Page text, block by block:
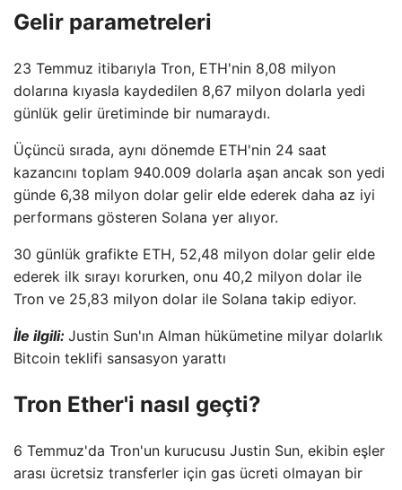
Gelir parametreleri
23 Temmuz itibarıyla Tron, ETH'nin 8,08 milyon
dolarına kıyasla kaydedilen 8,67 milyon dolarla yedi
günlük gelir üretiminde bir numaraydı.
Üçüncü sırada, aynı dönemde ETH'nin 24 saat
kazancını toplam 940.009 dolarla aşan ancak son yedi
günde 6,38 milyon dolar gelir elde ederek daha az iyi
performans gösteren Solana yer alıyor.
30 günlük grafikte ETH, 52,48 milyon dolar gelir elde
ederek ilk sırayı korurken, onu 40,2 milyon dolar ile
Tron ve 25,83 milyon dolar ile Solana takip ediyor.
İle ilgili: Justin Sun'ın Alman hükümetine milyar dolarlık
Bitcoin teklifi sansasyon yarattı
Tron Ether'i nasıl geçti?
6 Temmuz'da Tron'un kurucusu Justin Sun, ekibin eşler
arası ücretsiz transferler için gas ücreti olmayan bir